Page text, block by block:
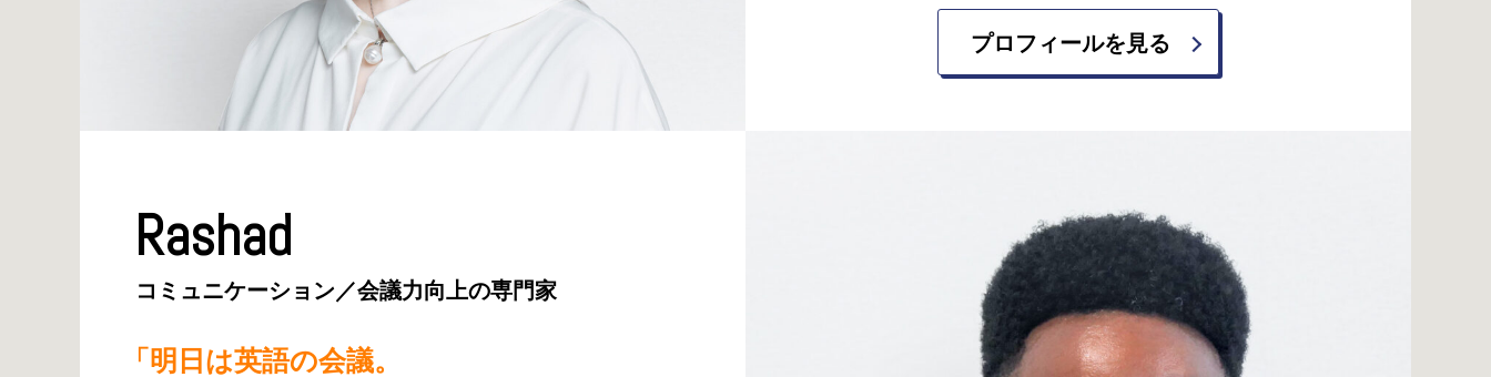
プロフィールを見る
Rashad
コミュニケーション／会議力向上の専門家
明日は英語の会議。